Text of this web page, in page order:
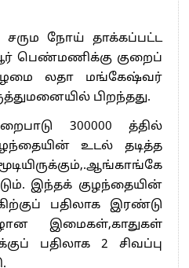
விஜய் கண்டனம்
அஞ்சமாட்டோம் – இந்தியா
அக்.16 வரை விண்ணப்பிக்கலாம்
ஆக உயர்வு
நோய் தாக்கப்பட்ட
பெண்மணிக்கு குறைப்
லதா மங்கேஷ்வர்
பிறந்தது.
300000 த்தில்
உடல் தடித்த
இந்தக் குழந்தையின்
பதிலாக இரண்டு
இமைகள்,காதுகள்
பதிலாக 2 சிவப்பு